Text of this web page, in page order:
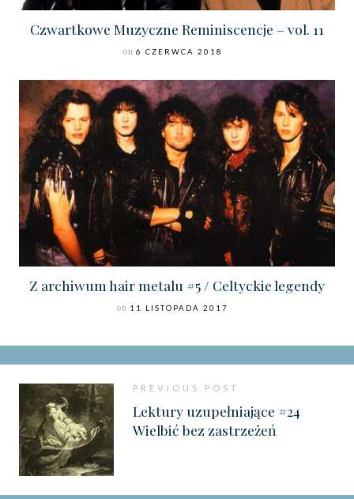
Czwartkowe Muzyczne Reminiscencje – vol. 11
on 6 CZERWCA 2018
Z archiwum hair metalu #5 / Celtyckie legendy
on 11 LISTOPADA 2017
PREVIOUS POST
Lektury uzupełniające #24
Wielbić bez zastrzeżeń